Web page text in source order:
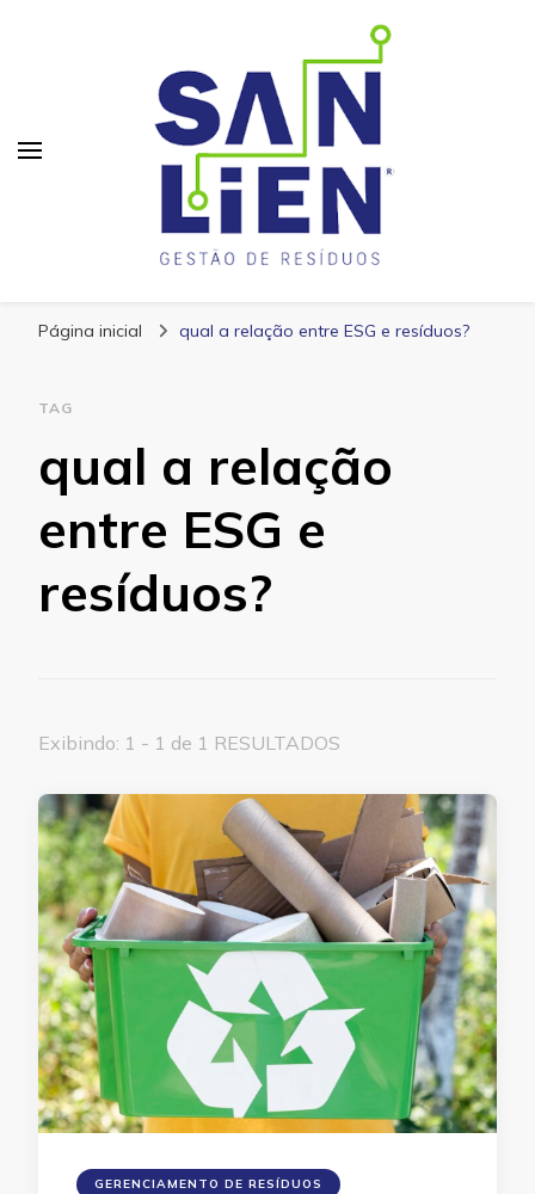
Página inicial qual a relação entre ESG e resíduos?
TAG
qual a relação
entre ESG e
resíduos?
Exibindo: 1 - 1 de 1 RESULTADOS
GERENCIAMENTO DE RESÍDUOS